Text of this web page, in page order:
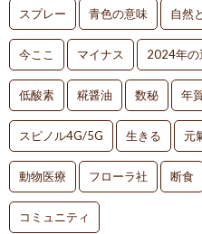
スプレー 青色の意味 自然
今ここ マイナス 2024年の
低酸素 糀醤油 数秘 年
スピノル4G/5G 生きる 元
動物医療 フローラ社 断食
コミュニティ